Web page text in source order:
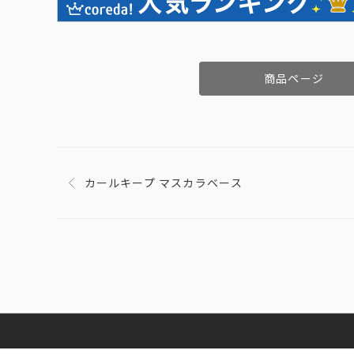
商品ページ
カールキープ マスカラベース